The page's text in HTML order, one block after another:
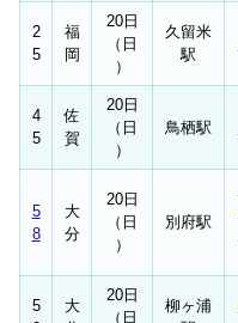
2
5
福
岡
20日
（日
）
久留米
駅
4
5
佐
賀
20日
（日
）
鳥栖駅
5
8
大
分
20日
（日
）
別府駅
5
大
20日
（日
柳ヶ浦